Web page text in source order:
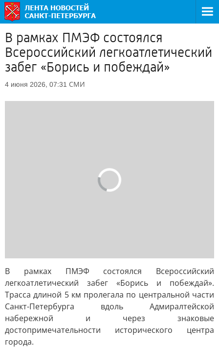
В рамках ПМЭФ состоялся
Всероссийский легкоатлетический
забег «Борись и побеждай»
4 июня 2026, 07:31 СМИ
В рамках ПМЭФ состоялся Всероссийский
легкоатлетический забег «Борись и побеждай».
Трасса длиной 5 км пролегала по центральной части
Санкт-Петербурга вдоль Адмиралтейской
набережной и через знаковые
достопримечательности исторического центра
города.